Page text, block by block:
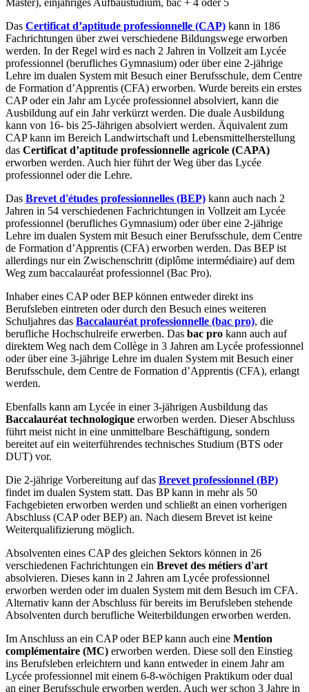
Master), einjähriges Aufbaustudium, bac + 4 oder 5
Das Certificat d’aptitude professionnelle (CAP) kann in 186
Fachrichtungen über zwei verschiedene Bildungswege erworben
werden. In der Regel wird es nach 2 Jahren in Vollzeit am Lycée
professionnel (berufliches Gymnasium) oder über eine 2-jährige
Lehre im dualen System mit Besuch einer Berufsschule, dem Centre
de Formation d’Apprentis (CFA) erworben. Wurde bereits ein erstes
CAP oder ein Jahr am Lycée professionnel absolviert, kann die
Ausbildung auf ein Jahr verkürzt werden. Die duale Ausbildung
kann von 16- bis 25-Jährigen absolviert werden. Äquivalent zum
CAP kann im Bereich Landwirtschaft und Lebensmittelherstellung
das Certificat d’aptitude professionnelle agricole (CAPA)
erworben werden. Auch hier führt der Weg über das Lycée
professionnel oder die Lehre.
Das Brevet d'études professionnelles (BEP) kann auch nach 2
Jahren in 54 verschiedenen Fachrichtungen in Vollzeit am Lycée
professionnel (berufliches Gymnasium) oder über eine 2-jährige
Lehre im dualen System mit Besuch einer Berufsschule, dem Centre
de Formation d’Apprentis (CFA) erworben werden. Das BEP ist
allerdings nur ein Zwischenschritt (diplôme intermédiaire) auf dem
Weg zum baccalauréat professionnel (Bac Pro).
Inhaber eines CAP oder BEP können entweder direkt ins
Berufsleben eintreten oder durch den Besuch eines weiteren
Schuljahres das Baccalauréat professionnelle (bac pro), die
berufliche Hochschulreife erwerben. Das bac pro kann auch auf
direktem Weg nach dem Collège in 3 Jahren am Lycée professionnel
oder über eine 3-jährige Lehre im dualen System mit Besuch einer
Berufsschule, dem Centre de Formation d’Apprentis (CFA), erlangt
werden.
Ebenfalls kann am Lycée in einer 3-jährigen Ausbildung das
Baccalauréat technologique erworben werden. Dieser Abschluss
führt meist nicht in eine unmittelbare Beschäftigung, sondern
bereitet auf ein weiterführendes technisches Studium (BTS oder
DUT) vor.
Die 2-jährige Vorbereitung auf das Brevet professionnel (BP)
findet im dualen System statt. Das BP kann in mehr als 50
Fachgebieten erworben werden und schließt an einen vorherigen
Abschluss (CAP oder BEP) an. Nach diesem Brevet ist keine
Weiterqualifizierung möglich.
Absolventen eines CAP des gleichen Sektors können in 26
verschiedenen Fachrichtungen ein Brevet des métiers d'art
absolvieren. Dieses kann in 2 Jahren am Lycée professionnel
erworben werden oder im dualen System mit dem Besuch im CFA.
Alternativ kann der Abschluss für bereits im Berufsleben stehende
Absolventen durch berufliche Weiterbildungen erworben werden.
Im Anschluss an ein CAP oder BEP kann auch eine Mention
complémentaire (MC) erworben werden. Diese soll den Einstieg
ins Berufsleben erleichtern und kann entweder in einem Jahr am
Lycée professionnel mit einem 6-8-wöchigen Praktikum oder dual
an einer Berufsschule erworben werden. Auch wer schon 3 Jahre in